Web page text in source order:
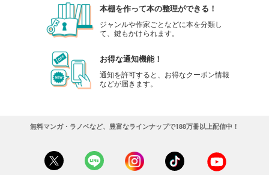
本棚を作って本の整理ができる！
ジャンルや作家ごとなどに本を分類し
て、鍵もかけられます。
お得な通知機能！
通知を許可すると、お得なクーポン情報
などが届きます。
無料マンガ・ラノベなど、豊富なラインナップで188万冊以上配信中！